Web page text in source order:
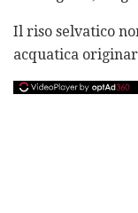
Il riso selvatico
acquatica